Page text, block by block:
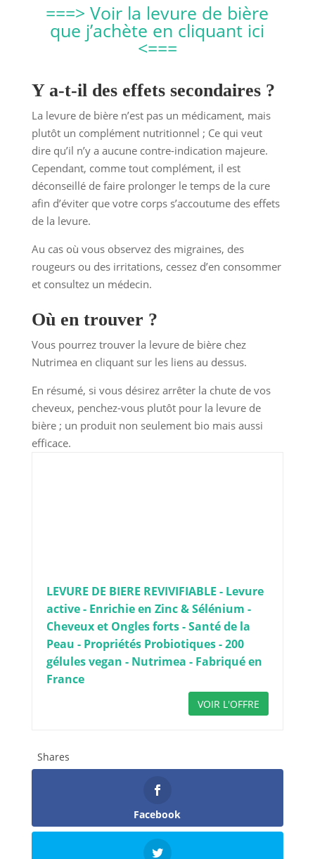
===> Voir la levure de bière
que j’achète en cliquant ici
<===
Y a-t-il des effets secondaires ?
La levure de bière n’est pas un médicament, mais
plutôt un complément nutritionnel ; Ce qui veut
dire qu’il n’y a aucune contre-indication majeure.
Cependant, comme tout complément, il est
déconseillé de faire prolonger le temps de la cure
afin d’éviter que votre corps s’accoutume des effets
de la levure.
Au cas où vous observez des migraines, des
rougeurs ou des irritations, cessez d’en consommer
et consultez un médecin.
Où en trouver ?
Vous pourrez trouver la levure de bière chez
Nutrimea en cliquant sur les liens au dessus.
En résumé, si vous désirez arrêter la chute de vos
cheveux, penchez-vous plutôt pour la levure de
bière ; un produit non seulement bio mais aussi
efficace.
LEVURE DE BIERE REVIVIFIABLE - Levure
active - Enrichie en Zinc & Sélénium -
Cheveux et Ongles forts - Santé de la
Peau - Propriétés Probiotiques - 200
gélules vegan - Nutrimea - Fabriqué en
France
VOIR L'OFFRE
Shares
Facebook